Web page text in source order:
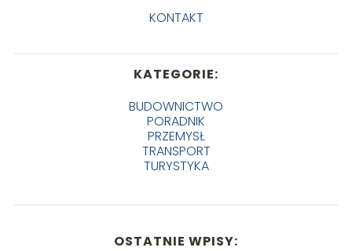
KONTAKT
KATEGORIE:
BUDOWNICTWO
PORADNIK
PRZEMYSŁ
TRANSPORT
TURYSTYKA
OSTATNIE WPISY: